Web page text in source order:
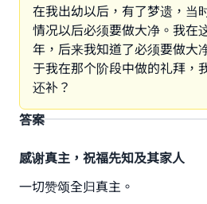
在我出幼以后，有了梦遗，当
情况以后必须要做大净。我在
年，后来我知道了必须要做大
于我在那个阶段中做的礼拜，
还补？
答案
感谢真主，祝福先知及其家人
一切赞颂全归真主。